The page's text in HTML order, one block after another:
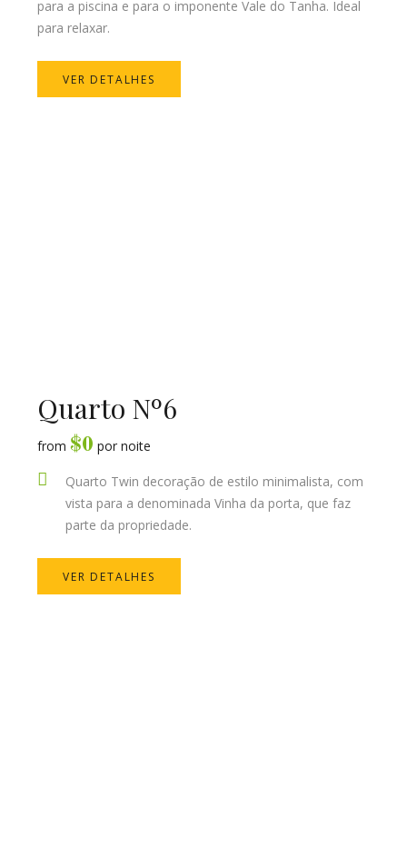
para a piscina e para o imponente Vale do Tanha. Ideal
para relaxar.
VER DETALHES
from $0 por noite
Quarto Nº6
Quarto Twin decoração de estilo minimalista, com
vista para a denominada Vinha da porta, que faz
parte da propriedade.
VER DETALHES